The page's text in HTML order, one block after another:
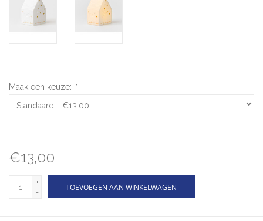
Maak een keuze: *
€13,00
+
-
TOEVOEGEN AAN WINKELWAGEN